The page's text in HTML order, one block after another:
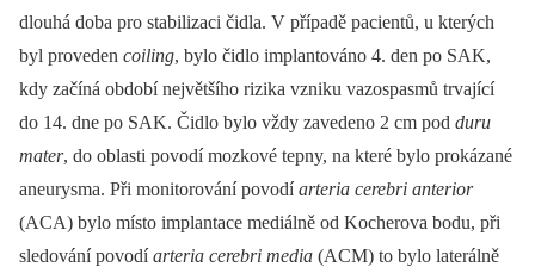
dlouhá doba pro stabilizaci čidla. V případě pacientů, u kterých
byl proveden coiling, bylo čidlo implantováno 4. den po SAK,
kdy začíná období největšího rizika vzniku vazospasmů trvající
do 14. dne po SAK. Čidlo bylo vždy zavedeno 2 cm pod duru
mater, do oblasti povodí mozkové tepny, na které bylo prokázané
aneurysma. Při monitorování povodíarteria cerebri anterior
(ACA) bylo místo implantace mediálně od Kocherova bodu, při
sledování povodíarteria cerebri media (ACM) to bylo laterálně